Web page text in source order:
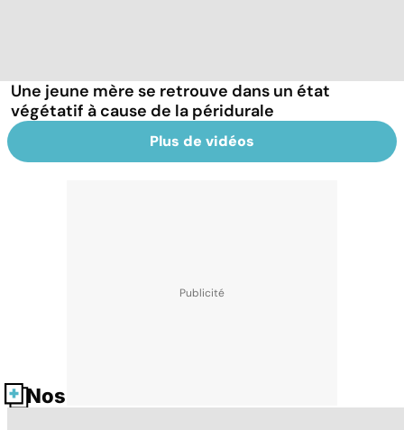
Une jeune mère se retrouve dans un état
végétatif à cause de la péridurale
Plus de vidéos
Nos fiches santé